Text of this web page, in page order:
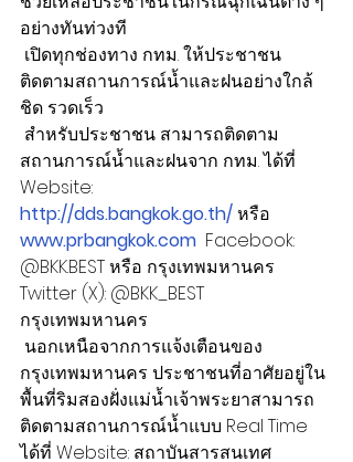
อย่างทันท่วงที
เปิดทุกช่องทาง กทม. ให้ประชาชน
ติดตามสถานการณ์น้ำและฝนอย่างใกล้
ชิด รวดเร็ว
สำหรับประชาชน สามารถติดตาม
สถานการณ์น้ำและฝนจาก กทม. ได้ที่
Website:
http://dds.bangkok.go.th/ หรือ
www.prbangkok.com Facebook:
@BKK.BEST หรือ กรุงเทพมหานคร
Twitter (X): @BKK_BEST
กรุงเทพมหานคร
นอกเหนือจากการแจ้งเตือนของ
กรุงเทพมหานคร ประชาชนที่อาศัยอยู่ใน
พื้นที่ริมสองฝั่งแม่น้ำเจ้าพระยาสามารถ
ติดตามสถานการณ์น้ำแบบ Real Time
ได้ที่ Website: สถาบันสารสนเทศ